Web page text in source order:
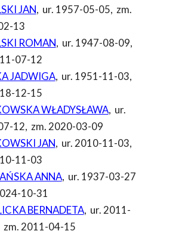
JAN, ur. 1957-05-05, zm.
13
ROMAN, ur. 1947-08-09,
07-12
JADWIGA, ur. 1951-11-03,
12-15
WŁADYSŁAWA, ur.
12, zm. 2020-03-09
JAN, ur. 2010-11-03,
11-03
ANNA, ur. 1937-03-27
10-31
BERNADETA, ur. 2011-
zm. 2011-04-15